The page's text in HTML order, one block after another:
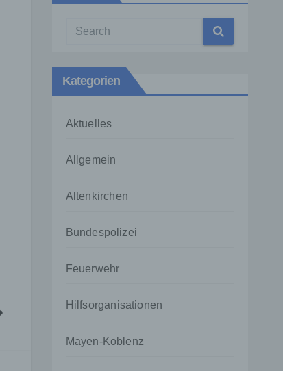
Kategorien
Aktuelles
Allgemein
Altenkirchen
Bundespolizei
Feuerwehr
Hilfsorganisationen
Mayen-Koblenz